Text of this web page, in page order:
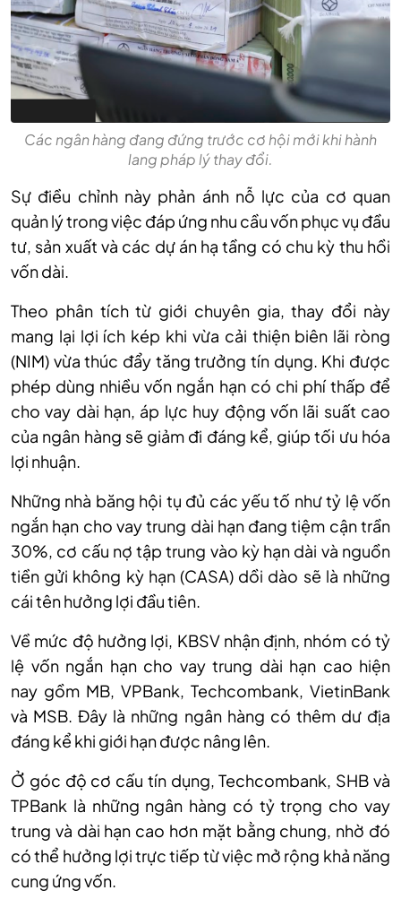
Các ngân hàng đang đứng trước cơ hội mới khi hành
lang pháp lý thay đổi.
Sự điều chỉnh này phản ánh nỗ lực của cơ quan
quản lý trong việc đáp ứng nhu cầu vốn phục vụ đầu
tư, sản xuất và các dự án hạ tầng có chu kỳ thu hồi
vốn dài.
Theo phân tích từ giới chuyên gia, thay đổi này
mang lại lợi ích kép khi vừa cải thiện biên lãi ròng
(NIM) vừa thúc đẩy tăng trưởng tín dụng. Khi được
phép dùng nhiều vốn ngắn hạn có chi phí thấp để
cho vay dài hạn, áp lực huy động vốn lãi suất cao
của ngân hàng sẽ giảm đi đáng kể, giúp tối ưu hóa
lợi nhuận.
Những nhà băng hội tụ đủ các yếu tố như tỷ lệ vốn
ngắn hạn cho vay trung dài hạn đang tiệm cận trần
30%, cơ cấu nợ tập trung vào kỳ hạn dài và nguồn
tiền gửi không kỳ hạn (CASA) dồi dào sẽ là những
cái tên hưởng lợi đầu tiên.
Về mức độ hưởng lợi, KBSV nhận định, nhóm có tỷ
lệ vốn ngắn hạn cho vay trung dài hạn cao hiện
nay gồm MB, VPBank, Techcombank, VietinBank
và MSB. Đây là những ngân hàng có thêm dư địa
đáng kể khi giới hạn được nâng lên.
Ở góc độ cơ cấu tín dụng, Techcombank, SHB và
TPBank là những ngân hàng có tỷ trọng cho vay
trung và dài hạn cao hơn mặt bằng chung, nhờ đó
có thể hưởng lợi trực tiếp từ việc mở rộng khả năng
cung ứng vốn.